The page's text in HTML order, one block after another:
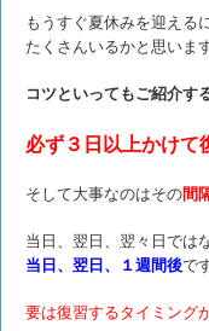
もうすぐ夏休みを迎える
たくさんいるかと思います
コツといってもご紹介す
必ず３日以上かけて
そして大事なのはその間
当日、翌日、翌々日では
当日、翌日、１週間後で
要は復習するタイミング